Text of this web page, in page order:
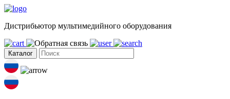
Дистрибьютор мультимедийного оборудования
Каталог